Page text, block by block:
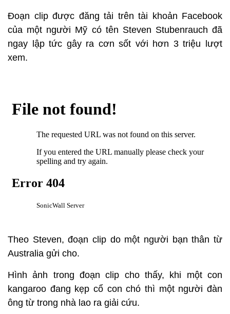
Đoạn clip được đăng tải trên tài khoản Facebook
của một người Mỹ có tên Steven Stubenrauch đã
ngay lập tức gây ra cơn sốt với hơn 3 triệu lượt
xem.
Theo Steven, đoạn clip do một người bạn thân từ
Australia gửi cho.
Hình ảnh trong đoạn clip cho thấy, khi một con
kangaroo đang kẹp cổ con chó thì một người đàn
ông từ trong nhà lao ra giải cứu.